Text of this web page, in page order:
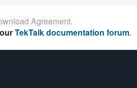
Agreement.
TekTalk documentation forum.